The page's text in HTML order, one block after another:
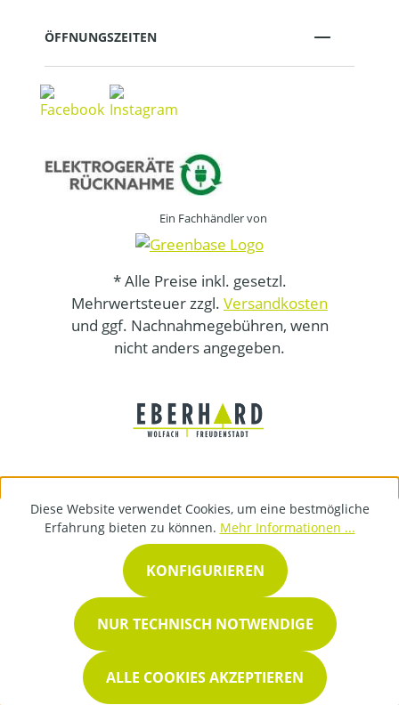
ÖFFNUNGSZEITEN
Ein Fachhändler von
* Alle Preise inkl. gesetzl.
Mehrwertsteuer zzgl. Versandkosten
und ggf. Nachnahmegebühren, wenn
nicht anders angegeben.
Diese Website verwendet Cookies, um eine bestmögliche
Erfahrung bieten zu können. Mehr Informationen ...
NUR TECHNISCH NOTWENDIGE
KONFIGURIEREN
ALLE COOKIES AKZEPTIEREN